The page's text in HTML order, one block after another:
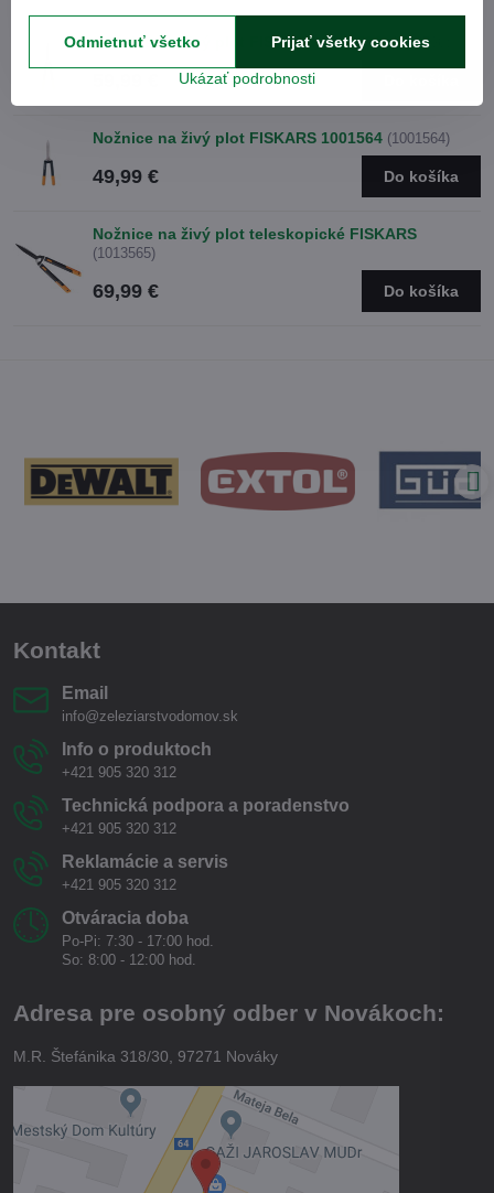
Nožnice na živý plot FISKARS 1000596 (1000596)
Nožnice na živý plot FISKARS 1001564 (1001564)
49,99 € Do košíka
Nožnice na živý plot teleskopické FISKARS
(1013565)
69,99 € Do košíka
Kontakt
Email
info@zeleziarstvodomov.sk
Info o produktoch
+421 905 320 312
Technická podpora a poradenstvo
+421 905 320 312
Reklamácie a servis
+421 905 320 312
Otváracia doba
Po-Pi: 7:30 - 17:00 hod.
So: 8:00 - 12:00 hod.
Adresa pre osobný odber v Novákoch:
M.R. Štefánika 318/30, 97271 Nováky
Ukázať podrobnosti
Prijať všetky cookies
Odmietnuť všetko